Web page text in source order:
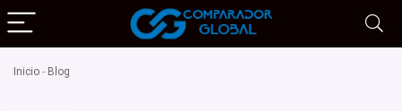
Inicio - Blog